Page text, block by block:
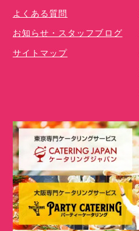
よくある質問
お知らせ・スタッフブログ
サイトマップ